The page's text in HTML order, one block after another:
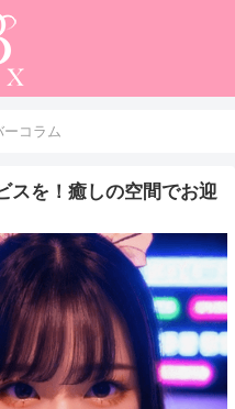
コラム
スを！癒しの空間でお迎